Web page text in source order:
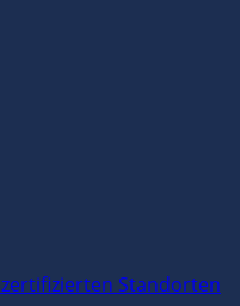
Standorten